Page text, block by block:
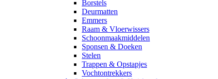
Borstels
Deurmatten
Emmers
Raam & Vloerwissers
Schoonmaakmiddelen
Sponsen & Doeken
Stelen
Trappen & Opstapjes
Vochtontrekkers